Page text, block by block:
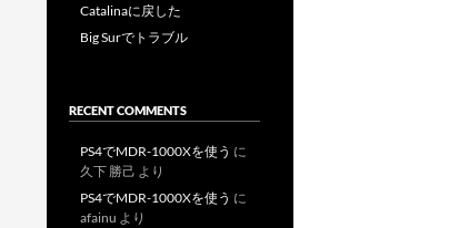
Catalinaに戻した
Big Surでトラブル
RECENT COMMENTS
PS4でMDR-1000Xを使う に
久下 勝己 より
PS4でMDR-1000Xを使う に
afainu より